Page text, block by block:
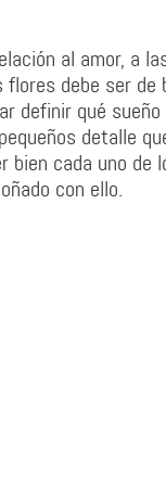
al amor, a
debe ser de
definir qué
detalle
bien cada uno
con ello.